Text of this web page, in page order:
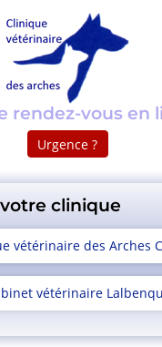
rendez-vous en
Urgence ?
clinique
vétérinaire des Arches
vétérinaire